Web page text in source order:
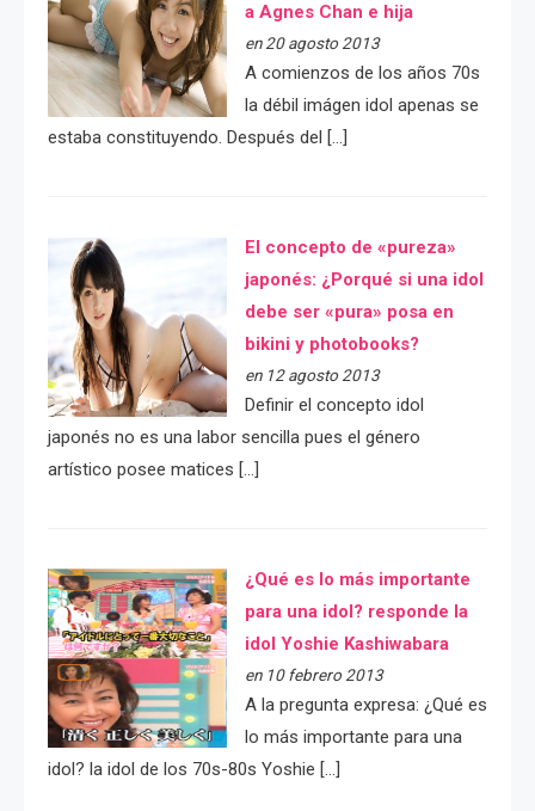
a Agnes Chan e hija
en 20 agosto 2013
A comienzos de los años 70s
la débil imágen idol apenas se
estaba constituyendo. Después del […]
El concepto de «pureza»
japonés: ¿Porqué si una idol
debe ser «pura» posa en
bikini y photobooks?
en 12 agosto 2013
Definir el concepto idol
japonés no es una labor sencilla pues el género
artístico posee matices […]
¿Qué es lo más importante
para una idol? responde la
idol Yoshie Kashiwabara
en 10 febrero 2013
A la pregunta expresa: ¿Qué es
lo más importante para una
idol? la idol de los 70s-80s Yoshie […]